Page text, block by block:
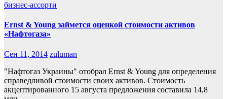
бизнес-ассорти
Ernst & Young займется оценкой стоимости активов
«Нафтогаза»
Сен 11, 2014 zuluman
"Нафтогаз Украины" отобрал Ernst & Young для определения
справедливой стоимости своих активов. Стоимость
акцептированного 15 августа предложения составила 14,8